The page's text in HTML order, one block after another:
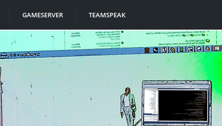
GAMESERVER TEAMSPEAK